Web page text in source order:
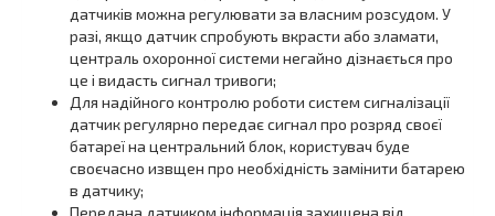
датчиків можна регулювати за власним розсудом. У
разі, якщо датчик спробують вкрасти або зламати,
централь охоронної системи негайно дізнається про
це і видасть сигнал тривоги;
Для надійного контролю роботи систем сигналізації
датчик регулярно передає сигнал про розряд своєї
батареї на центральний блок, користувач буде
своєчасно извщен про необхідність замінити батарею
в датчику;